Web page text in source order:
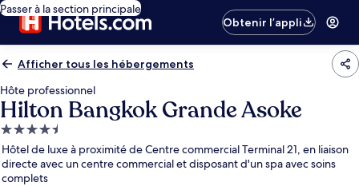
Passer à la section principale
Obtenir l’appli
Afficher tous les hébergements
Hôte professionnel
Hilton Bangkok Grande Asoke
Hébergement
4.5 étoiles
Hôtel de luxe à proximité de Centre commercial Terminal 21, en liaison
directe avec un centre commercial et disposant d'un spa avec soins
complets